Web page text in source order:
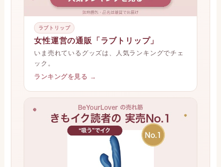
ラブトリップ
女性運営の通販「ラブトリップ」
いま売れているグッズは、人気ランキングでチェ
ック。
ランキングを見る →